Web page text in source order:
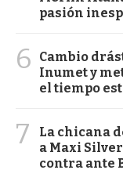
pasión
6
Cambio
Inumet y
el tiempo
7
La chicana
a Maxi
contra ante